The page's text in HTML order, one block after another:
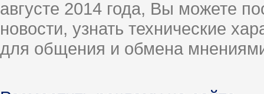
августе 2014 года, Вы можете
новости, узнать технические
для общения и обмена